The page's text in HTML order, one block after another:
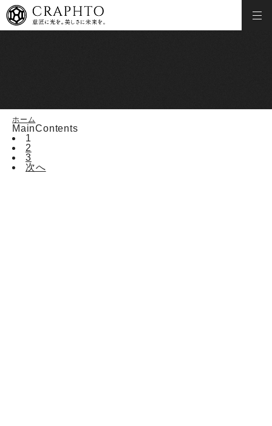
ホーム
MainContents
1
2
3
次へ